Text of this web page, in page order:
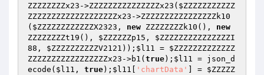
ZZZZZZZZx23 ->ZZZZZZZZZZZZZZZx23( $ZZZZZZZZZZZ
ZZZZZZZZZZZZZZZZZZZx23 ->ZZZZZZZZZZZZZZZZk10
( $ZZZZZZZZZZZZX2323 , new ZZZZZZZZk10(), new
ZZZZZZZZt19(), $ZZZZZZp15 , $ZZZZZZZZZZZZZZZI
88 , $ZZZZZZZZZZV2121 )); $l11 = $ZZZZZZZZZZZZZ
ZZZZZZZZZZZZZZZZZx23 ->b1( true); $l11 = json_d
ecode( $l11 , true); $l11 'chartData' ] = $ZZZZZ